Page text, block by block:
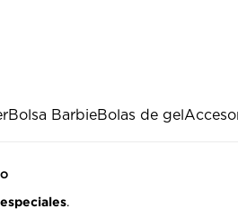
Bolsa BarbieBolas de gel
.